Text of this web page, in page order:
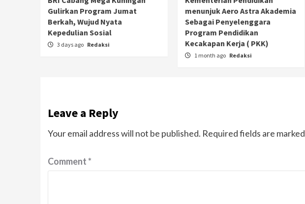
Gulirkan Program Jumat
Berkah, Wujud Nyata
Kepedulian Sosial
3 days ago Redaksi
menunjuk Aero Astra Akademia
Sebagai Penyelenggara
Program Pendidikan
Kecakapan Kerja ( PKK)
1 month ago Redaksi
Leave a Reply
Your email address will not be published. Required fields are marked
Comment*